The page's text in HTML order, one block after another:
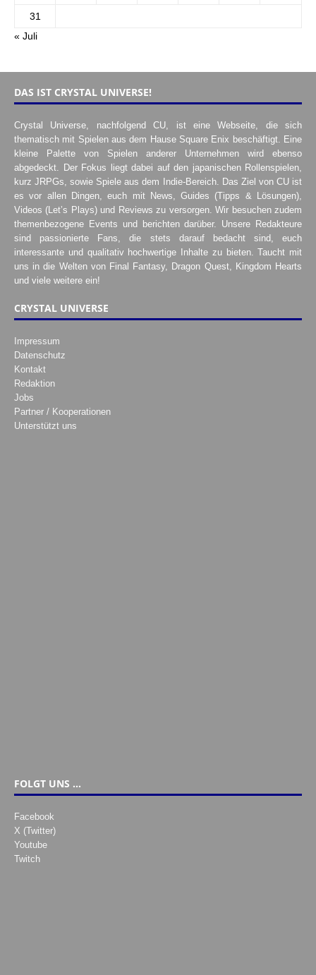
31
« Juli
DAS IST CRYSTAL UNIVERSE!
Crystal Universe, nachfolgend CU, ist eine Webseite, die sich
thematisch mit Spielen aus dem Hause Square Enix beschäftigt. Eine
kleine Palette von Spielen anderer Unternehmen wird ebenso
abgedeckt. Der Fokus liegt dabei auf den japanischen Rollenspielen,
kurz JRPGs, sowie Spiele aus dem Indie-Bereich. Das Ziel von CU ist
es vor allen Dingen, euch mit News, Guides (Tipps & Lösungen),
Videos (Let’s Plays) und Reviews zu versorgen. Wir besuchen zudem
themenbezogene Events und berichten darüber. Unsere Redakteure
sind passionierte Fans, die stets darauf bedacht sind, euch
interessante und qualitativ hochwertige Inhalte zu bieten. Taucht mit
uns in die Welten von Final Fantasy, Dragon Quest, Kingdom Hearts
und viele weitere ein!
CRYSTAL UNIVERSE
Impressum
Datenschutz
Kontakt
Redaktion
Jobs
Partner / Kooperationen
Unterstützt uns
FOLGT UNS …
Facebook
X (Twitter)
Youtube
Twitch